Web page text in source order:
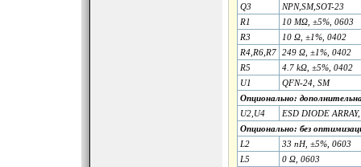
Q3
NPN,SM,SOT-23
R1
10 MΩ, ±5%, 0603
R3
10 Ω, ±1%, 0402
R4,R6,R7 249 Ω, ±1%, 0402
R5
4.7 kΩ, ±5%, 0402
U1
QFN-24, SM
Опционально:
U2,U4
ESD DIODE
Опционально: без
L2
33 nH, ±5%, 0603
L5
0 Ω, 0603